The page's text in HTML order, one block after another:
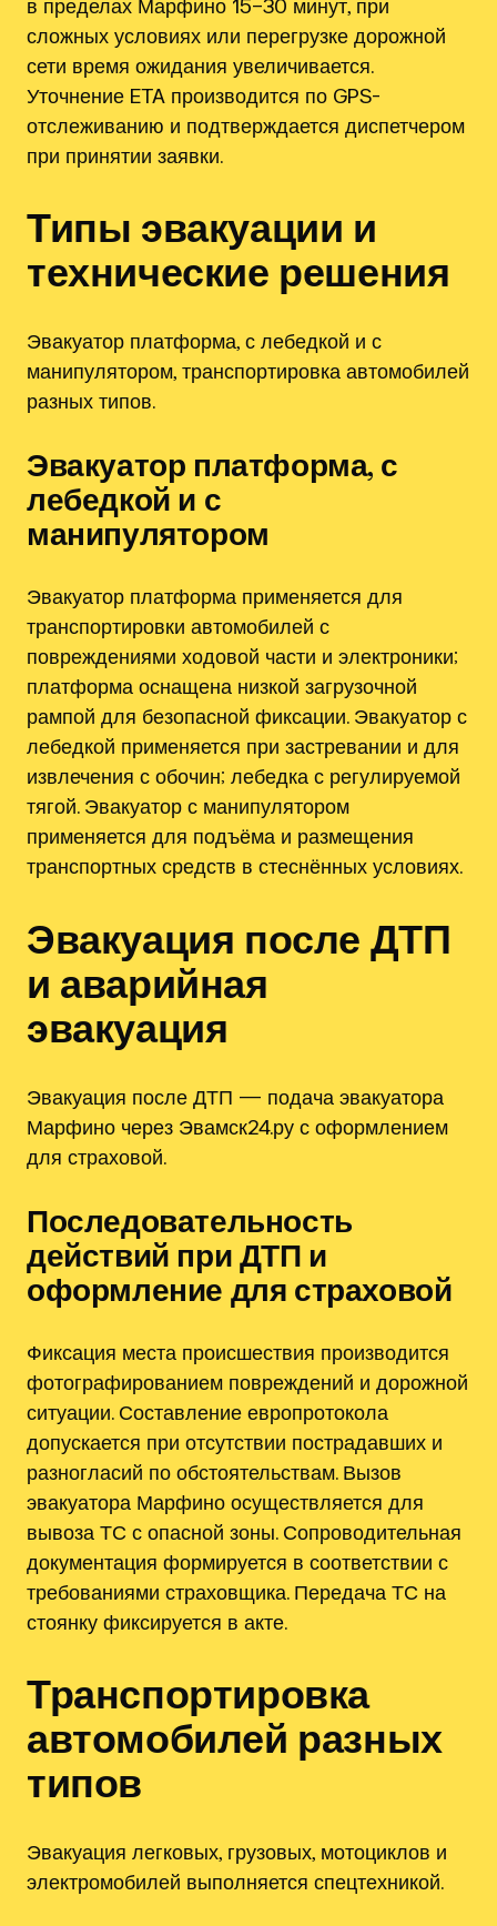
в пределах Марфино 15–30 минут, при
сложных условиях или перегрузке дорожной
сети время ожидания увеличивается.
Уточнение ETA производится по GPS-
отслеживанию и подтверждается диспетчером
при принятии заявки.
Типы эвакуации и
технические решения
Эвакуатор платформа, с лебедкой и с
манипулятором, транспортировка автомобилей
разных типов.
Эвакуатор платформа, с
лебедкой и с
манипулятором
Эвакуатор платформа применяется для
транспортировки автомобилей с
повреждениями ходовой части и электроники;
платформа оснащена низкой загрузочной
рампой для безопасной фиксации. Эвакуатор с
лебедкой применяется при застревании и для
извлечения с обочин; лебедка с регулируемой
тягой. Эвакуатор с манипулятором
применяется для подъёма и размещения
транспортных средств в стеснённых условиях.
Эвакуация после ДТП
и аварийная
эвакуация
Эвакуация после ДТП — подача эвакуатора
Марфино через Эвамск24.ру с оформлением
для страховой.
Последовательность
действий при ДТП и
оформление для страховой
Фиксация места происшествия производится
фотографированием повреждений и дорожной
ситуации. Составление европротокола
допускается при отсутствии пострадавших и
разногласий по обстоятельствам. Вызов
эвакуатора Марфино осуществляется для
вывоза ТС с опасной зоны. Сопроводительная
документация формируется в соответствии с
требованиями страховщика. Передача ТС на
стоянку фиксируется в акте.
Транспортировка
автомобилей разных
типов
Эвакуация легковых, грузовых, мотоциклов и
электромобилей выполняется спецтехникой.